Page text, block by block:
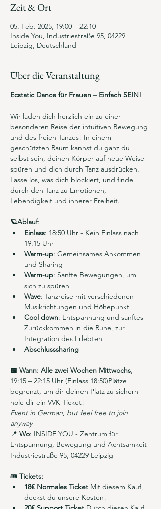
Zeit & Ort
05. Feb. 2025, 19:00 – 22:10
Inside You, Industriestraße 95, 04229
Leipzig, Deutschland
Über die Veranstaltung
Ecstatic Dance für Frauen – Einfach SEIN!
Wir laden dich herzlich ein zu einer
besonderen Reise der intuitiven Bewegung
und des freien Tanzes! In einem
geschützten Raum kannst du ganz du
selbst sein, deinen Körper auf neue Weise
spüren und dich durch Tanz ausdrücken.
Lasse los, was dich blockiert, und finde
durch den Tanz zu Emotionen,
Lebendigkeit und innerer Freiheit.
🪐Ablauf:
Einlass: 18:50 Uhr - Kein Einlass nach
19:15 Uhr
Warm-up: Gemeinsames Ankommen
und Sharing
Warm-up: Sanfte Bewegungen, um
sich zu spüren
Wave: Tanzreise mit verschiedenen
Musikrichtungen und Höhepunkt
Cool down: Entspannung und sanftes
Zurückkommen in die Ruhe, zur
Integration des Erlebten
Abschlusssharing
📅 Wann: Alle zwei Wochen Mittwochs,
19:15 – 22:15 Uhr (Einlass 18:50)Plätze
begrenzt, um dir deinen Platz zu sichern
hole dir ein VVK Ticket!
Event in German, but feel free to join
anyway
📍 Wo: INSIDE YOU - Zentrum für
Entspannung, Bewegung und Achtsamkeit
Industriestraße 95, 04229 Leipzig
🎟️ Tickets:
18€ Normales Ticket Mit diesem Kauf,
deckst du unsere Kosten!